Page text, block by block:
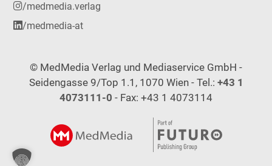
/medmedia.verlag
/medmedia-at
© MedMedia Verlag und Mediaservice GmbH -
Seidengasse 9/Top 1.1, 1070 Wien - Tel.: +43 1
4073111-0 - Fax: +43 1 4073114